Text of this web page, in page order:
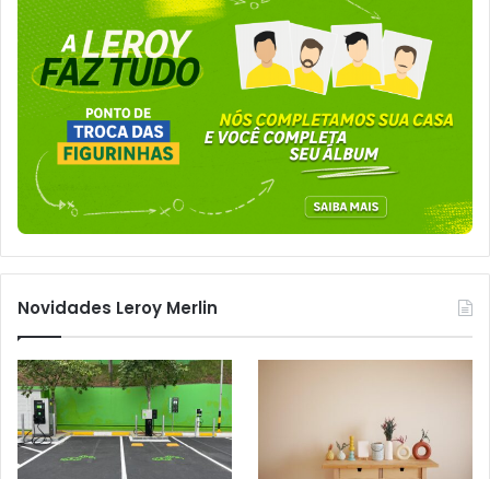
Novidades Leroy Merlin